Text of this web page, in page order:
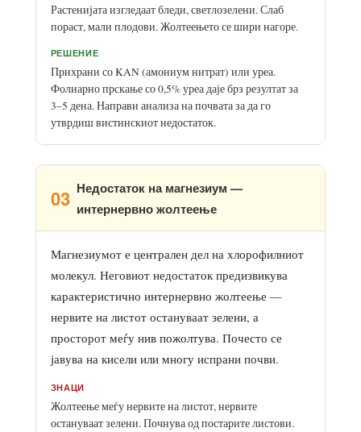
Растенијата изгледаат бледи, светлозелени. Слаб
пораст, мали плодови. Жолтеењето се шири нагоре.
РЕШЕНИЕ
Прихрани со KAN (амониум нитрат) или уреа.
Фолиарно прскање со 0,5% уреа даје брз резултат за
3–5 дена. Направи анализа на почвата за да го
утврдиш вистинскиот недостаток.
03 Недостаток на магнезиум —
интернервно жолтеење
Магнезиумот е централен дел на хлорофилниот
молекул. Неговиот недостаток предизвикува
карактеристично интернервно жолтеење —
нервите на листот остануваат зелени, а
просторот меѓу нив пожолтува. Почесто се
јавува на кисели или многу испрани почви.
ЗНАЦИ
Жолтеење меѓу нервите на листот, нервите
остануваат зелени. Почнува од постарите листови.